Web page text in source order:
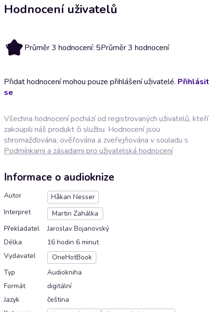
Hodnocení uživatelů
5 Průměr 3 hodnocení: 5Průměr 3 hodnocení
Přidat hodnocení mohou pouze přihlášení uživatelé. Přihlásit
se
Všechna hodnocení pochází od registrovaných uživatelů, kteří
zakoupili náš produkt či službu. Hodnocení jsou
shromažďována, ověřována a zveřejňována v souladu s
Podmínkami a zásadami pro uživatelská hodnocení
Informace o audioknize
Autor
Håkan Nesser
Interpret
Martin Zahálka
Překladatel
Jaroslav Bojanovský
Délka
16 hodin 6 minut
Vydavatel
OneHotBook
Typ
Audiokniha
Formát
digitální
Jazyk
čeština